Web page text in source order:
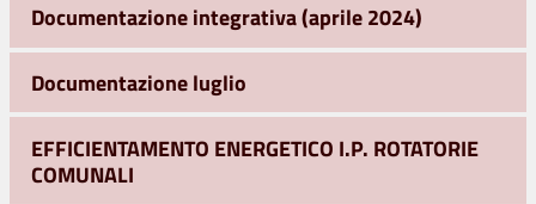
Documentazione integrativa (aprile 2024)
Documentazione luglio
EFFICIENTAMENTO ENERGETICO I.P. ROTATORIE
COMUNALI